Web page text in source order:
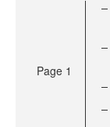
Page 1